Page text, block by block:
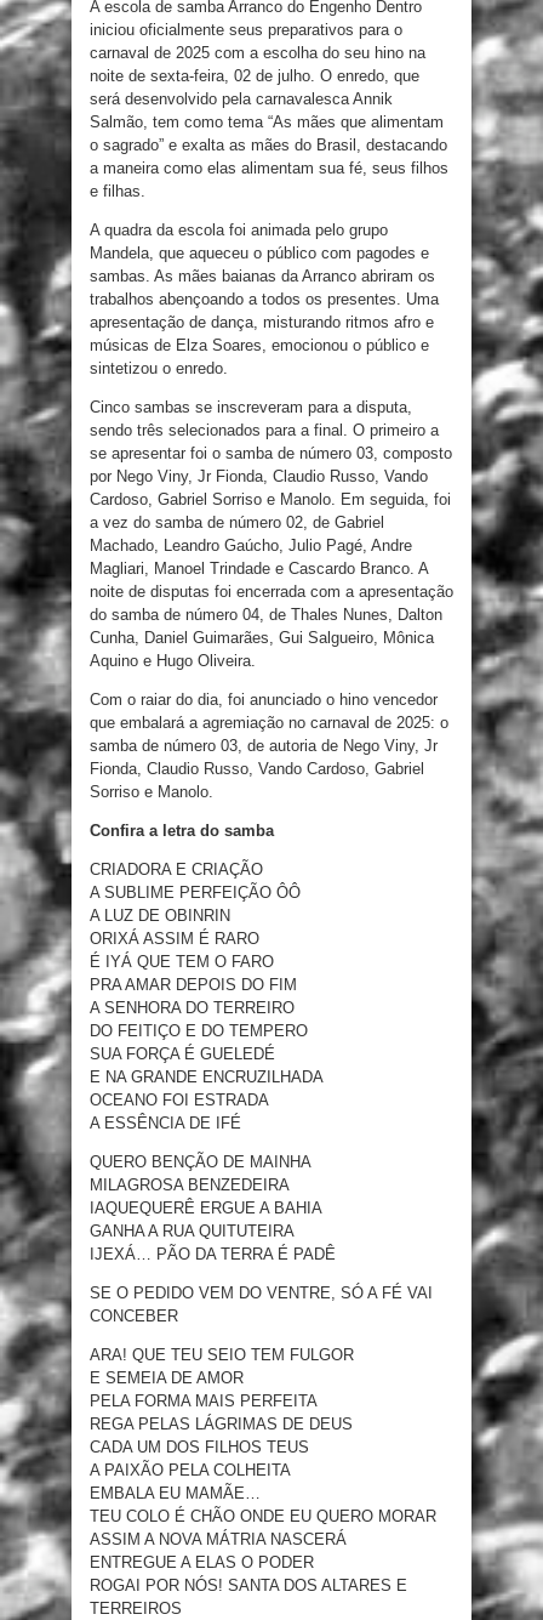
A escola de samba Arranco do Engenho Dentro
iniciou oficialmente seus preparativos para o
carnaval de 2025 com a escolha do seu hino na
noite de sexta-feira, 02 de julho. O enredo, que
será desenvolvido pela carnavalesca Annik
Salmão, tem como tema “As mães que alimentam
o sagrado” e exalta as mães do Brasil, destacando
a maneira como elas alimentam sua fé, seus filhos
e filhas.
A quadra da escola foi animada pelo grupo
Mandela, que aqueceu o público com pagodes e
sambas. As mães baianas da Arranco abriram os
trabalhos abençoando a todos os presentes. Uma
apresentação de dança, misturando ritmos afro e
músicas de Elza Soares, emocionou o público e
sintetizou o enredo.
Cinco sambas se inscreveram para a disputa,
sendo três selecionados para a final. O primeiro a
se apresentar foi o samba de número 03, composto
por Nego Viny, Jr Fionda, Claudio Russo, Vando
Cardoso, Gabriel Sorriso e Manolo. Em seguida, foi
a vez do samba de número 02, de Gabriel
Machado, Leandro Gaúcho, Julio Pagé, Andre
Magliari, Manoel Trindade e Cascardo Branco. A
noite de disputas foi encerrada com a apresentação
do samba de número 04, de Thales Nunes, Dalton
Cunha, Daniel Guimarães, Gui Salgueiro, Mônica
Aquino e Hugo Oliveira.
Com o raiar do dia, foi anunciado o hino vencedor
que embalará a agremiação no carnaval de 2025: o
samba de número 03, de autoria de Nego Viny, Jr
Fionda, Claudio Russo, Vando Cardoso, Gabriel
Sorriso e Manolo.
Confira a letra do samba
CRIADORA E CRIAÇÃO
A SUBLIME PERFEIÇÃO ÔÔ
A LUZ DE OBINRIN
ORIXÁ ASSIM É RARO
É IYÁ QUE TEM O FARO
PRA AMAR DEPOIS DO FIM
A SENHORA DO TERREIRO
DO FEITIÇO E DO TEMPERO
SUA FORÇA É GUELEDÉ
E NA GRANDE ENCRUZILHADA
OCEANO FOI ESTRADA
A ESSÊNCIA DE IFÉ
QUERO BENÇÃO DE MAINHA
MILAGROSA BENZEDEIRA
IAQUEQUERÊ ERGUE A BAHIA
GANHA A RUA QUITUTEIRA
IJEXÁ… PÃO DA TERRA É PADÊ
SE O PEDIDO VEM DO VENTRE, SÓ A FÉ VAI
CONCEBER
ARA! QUE TEU SEIO TEM FULGOR
E SEMEIA DE AMOR
PELA FORMA MAIS PERFEITA
REGA PELAS LÁGRIMAS DE DEUS
CADA UM DOS FILHOS TEUS
A PAIXÃO PELA COLHEITA
EMBALA EU MAMÃE…
TEU COLO É CHÃO ONDE EU QUERO MORAR
ASSIM A NOVA MÁTRIA NASCERÁ
ENTREGUE A ELAS O PODER
ROGAI POR NÓS! SANTA DOS ALTARES E
TERREIROS